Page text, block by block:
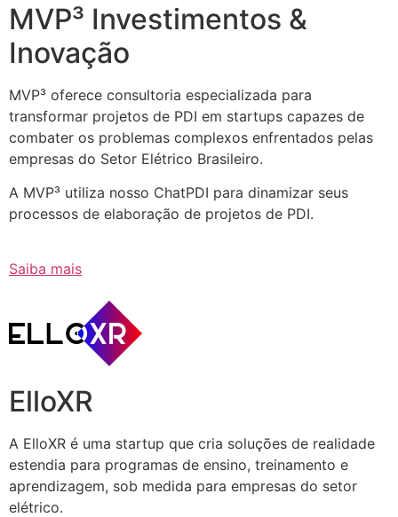
MVP³ Investimentos &
Inovação
MVP³ oferece consultoria especializada para
transformar projetos de PDI em startups capazes de
combater os problemas complexos enfrentados pelas
empresas do Setor Elétrico Brasileiro.
A MVP³ utiliza nosso ChatPDI para dinamizar seus
processos de elaboração de projetos de PDI.
Saiba mais
ElloXR
A ElloXR é uma startup que cria soluções de realidade
estendia para programas de ensino, treinamento e
aprendizagem, sob medida para empresas do setor
elétrico.